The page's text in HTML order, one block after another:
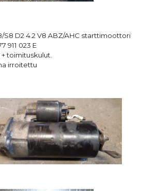
S8 D2 4.2 V8 ABZ/AHC starttimoottori
911 023 E
toimituskulut.
irroitettu